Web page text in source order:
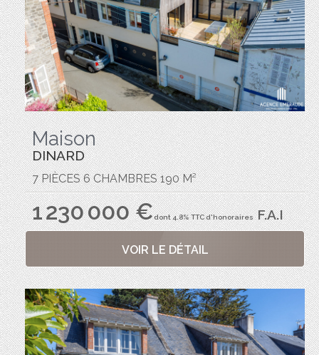
Maison
DINARD
7 PIÈCES 6 CHAMBRES 190 M²
1 230 000 €dont 4.8% TTC d'honorairesF.A.I
VOIR LE DÉTAIL